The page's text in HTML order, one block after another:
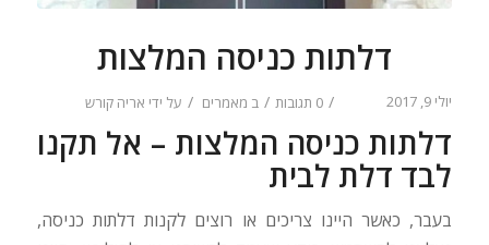
דלתות כניסה המלצות
יולי 9, 2017 / 0 תגובות / ב מאמרים / על ידי אריה קורש
דלתות כניסה המלצות – אל תקנו
לבד דלת לבית
בעבר, כאשר היינו צריכים או רוצים לקנות דלתות כניסה,